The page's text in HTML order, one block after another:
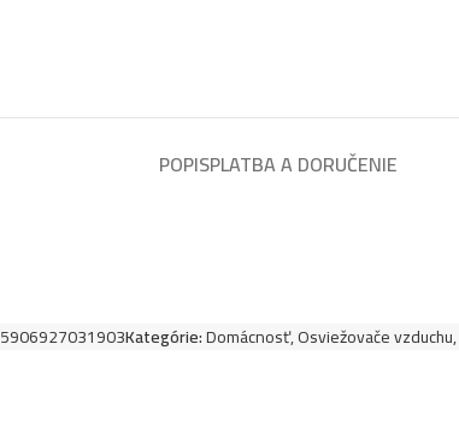
POPISPLATBA A DORUČENIE
5906927031903Kategórie:Domácnosť,Osviežovače vzduchu,